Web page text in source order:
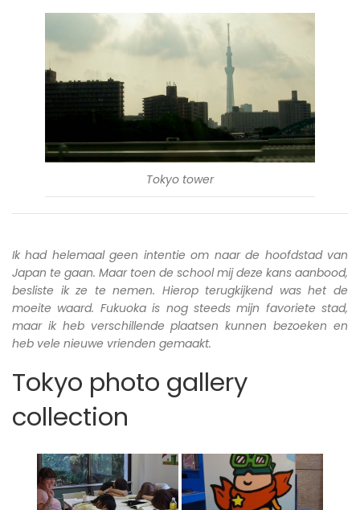
Tokyo tower
Ik had helemaal geen intentie om naar de hoofdstad van
Japan te gaan. Maar toen de school mij deze kans aanbood,
besliste ik ze te nemen. Hierop terugkijkend was het de
moeite waard. Fukuoka is nog steeds mijn favoriete stad,
maar ik heb verschillende plaatsen kunnen bezoeken en
heb vele nieuwe vrienden gemaakt.
Tokyo photo gallery
collection